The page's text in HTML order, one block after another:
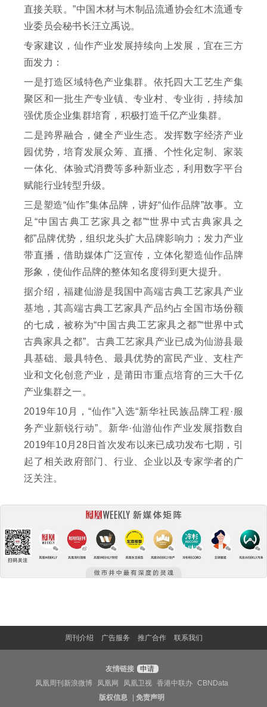
直接关联。”中国木材与木制品流通协会红木流通专
业委员会秘书长汪立禹说。
专家建议，仙作产业发展持续向上发展，宜在三方
面发力：
一是打造区域特色产业集群。依托四大工艺生产集
聚区和一批生产专业镇、专业村、专业街，持续加
强优质企业集群培育，积极打造千亿产业集群。
二是跨界融合，健全产业生态。发挥数字经济产业
园优势，培育发展众筹、直播、个性化定制、家装
一体化、体验式消费等多种新业态，利用数字平台
赋能行业转型升级。
三是塑造“仙作”集体品牌，讲好“仙作品牌”故事。立
足“中国古典工艺家具之都”“世界中式古典家具之
都”品牌优势，组织龙头扩大品牌影响力；发力产业
带直播，借助媒体广泛宣传，立体化塑造仙作品牌
形象，使仙作品牌的整体知名度得到更大提升。
据介绍，福建仙游是我国中高端古典工艺家具产业
基地，其高端古典工艺家具产品约占全国市场份额
的七成，被称为“中国古典工艺家具之都”“世界中式
古典家具之都”。古典工艺家具产业已成为仙游县最
具基础、最具特色、最具优势的富民产业、支柱产
业和文化创意产业，是莆田市重点培育的三大千亿
产业集群之一。
2019年10月，“仙作”入选“新华社民族品牌工程·服
务产业新锐行动”。新华·仙游仙作产业发展指数自
2019年10月28日首次发布以来已成功发布七期，引
起了相关政府部门、行业、企业以及专家学者的广
泛关注。
周刊介绍 广告服务 推广合作 联系我们
友情链接
申请
凤凰周刊新浪微博
凤凰网 凤凰卫视 香港中联办
CBNData
版权信息
|免责声明